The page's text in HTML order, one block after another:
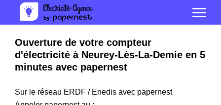
Ouverture de votre compteur
d'électricité à Neurey-Lès-La-Demie en 5
minutes avec papernest
Sur le réseau ERDF / Enedis avec papernest